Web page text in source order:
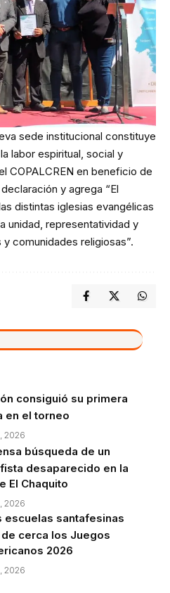
sede institucional constituye
labor espiritual, social y
COPALCREN en beneficio de
y agrega “El
distintas iglesias evangélicas
unidad, representatividad y
comunidades religiosas”.
consiguió su primera
en el torneo
2026
búsqueda de un
desaparecido en la
El Chaquito
2026
escuelas santafesinas
cerca los Juegos
2026
2026